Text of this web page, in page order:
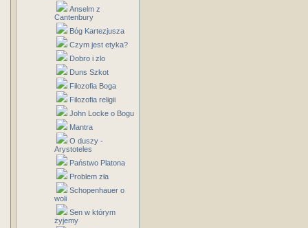
Anselm z
Cantenbury
Bóg Kartezjusza
Czym jest etyka?
Dobro i zlo
Duns Szkot
Filozofia Boga
Filozofia religii
John Locke o Bogu
Mantra
O duszy -
Arystoteles
Państwo Platona
Problem zła
Schopenhauer o
woli
Sen w którym
żyjemy